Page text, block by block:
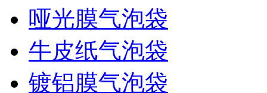
哑光膜气泡袋
牛皮纸气泡袋
镀铝膜气泡袋